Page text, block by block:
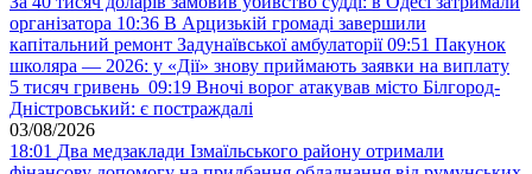
організатора 10:36 В Арцизькій громаді завершили
капітальний ремонт Задунаївської амбулаторії 09:51 Пакунок
школяра — 2026: у «Дії» знову приймають заявки на виплату
5 тисяч гривень 09:19 Вночі ворог атакував місто Білгород-
Дністровський: є постраждалі
03/08/2026
18:01 Два медзаклади Ізмаїльського району отримали